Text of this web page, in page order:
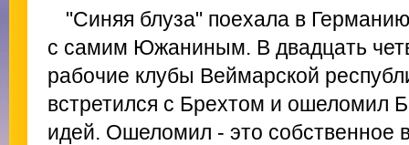
"Синяя блуза" поехала в
с самим Южаниным. В двадцать
рабочие клубы Веймарской
встретился с Брехтом и ошеломил
идей. Ошеломил - это